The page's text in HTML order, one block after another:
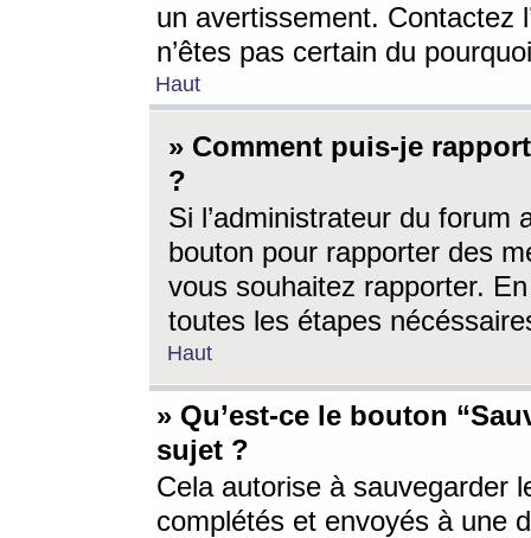
un avertissement. Contactez
n’êtes pas certain du
Haut
» Comment puis-je
?
Si l’administrateur du forum
bouton pour rapporter des
vous souhaitez rapporter.
toutes les étapes
Haut
» Qu’est-ce le bouton
sujet ?
Cela autorise à sauvegarder
complétés et envoyés à une